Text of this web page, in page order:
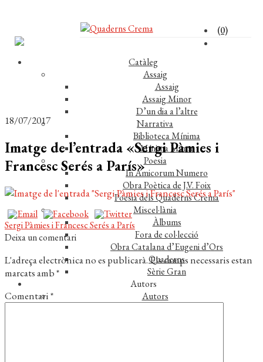
(0)
Catàleg
Assaig
Assaig
Assaig Minor
D’un dia a l’altre
Narrativa
Biblioteca Mínima
Mínima Minor
Poesia
In Amicorum Numero
Obra Poètica de J.V. Foix
Poesia dels Quaderns Crema
Miscel·lània
Àlbums
Fora de col·lecció
Obra Catalana d’Eugeni d’Ors
Quaderns
Sèrie Gran
Autors
Autors
18/07/2017
Imatge de l’entrada «Sergi Pàmies i
Francesc Serés a París»
Navegació
d'entrades
Entrada
anterior:
Sergi Pàmies i Francesc Serés a París
Deixa un comentari
L'adreça electrònica no es publicarà.Els camps necessaris estan
marcats amb*
Comentari*